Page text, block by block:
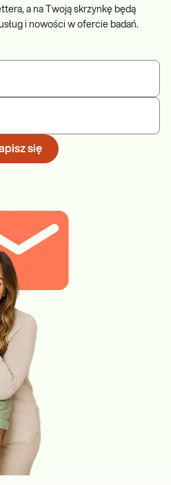
a na Twoją skrzynkę będą
i nowości w ofercie badań.
się